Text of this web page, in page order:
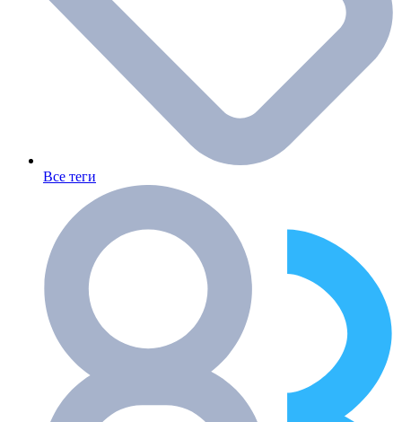
Все теги